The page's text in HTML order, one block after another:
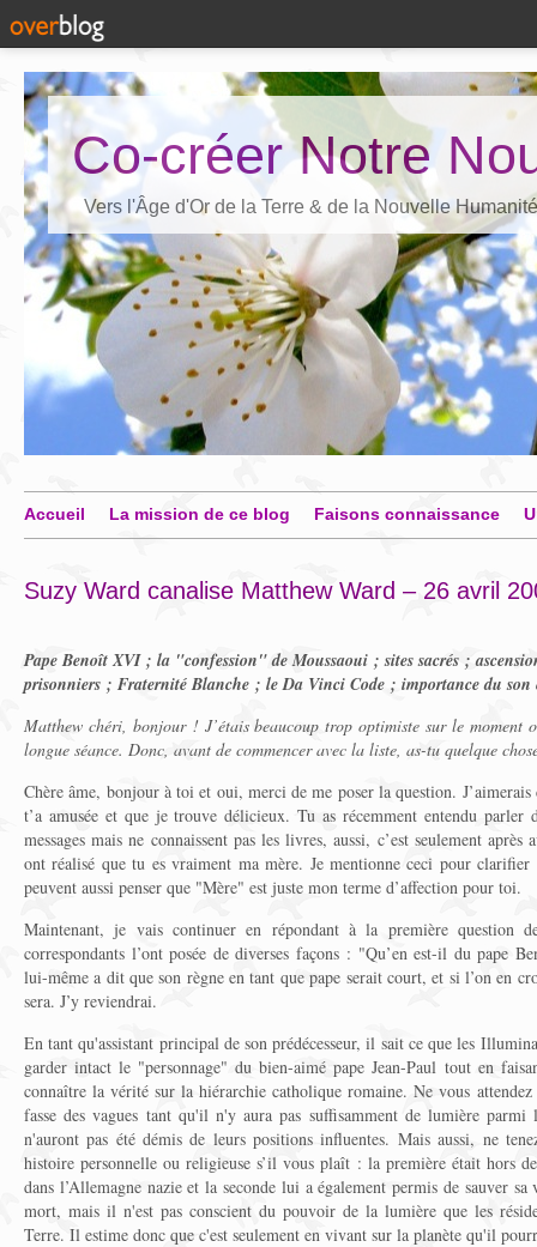
Co-créer Notre
Vers l'Âge d'Or de la Terre & de la Nouvelle Humanité
Accueil La mission de ce blog Faisons connaissance
Suzy Ward canalise Matthew Ward – 26 avril
Pape Benoît XVI ; la "confession" de Moussaoui ; sites sacrés ;
prisonniers ; Fraternité Blanche ; le Da Vinci Code ; importance du son
Matthew chéri, bonjour ! J’étais beaucoup trop optimiste sur le moment
longue séance. Donc, avant de commencer avec la liste, as-tu quelque
Chère âme, bonjour à toi et oui, merci de me poser la question.
t’a amusée et que je trouve délicieux. Tu as récemment entendu
messages mais ne connaissent pas les livres, aussi, c’est seulement
ont réalisé que tu es vraiment ma mère. Je mentionne ceci pour
peuvent aussi penser que "Mère" est juste mon terme d’affection pour toi.
Maintenant, je vais continuer en répondant à la première question
correspondants l’ont posée de diverses façons : "Qu’en est-il du pape
lui-même a dit que son règne en tant que pape serait court, et si l’on
sera. J’y reviendrai.
En tant qu'assistant principal de son prédécesseur, il sait ce que les
garder intact le "personnage" du bien-aimé pape Jean-Paul tout en
connaître la vérité sur la hiérarchie catholique romaine. Ne vous
fasse des vagues tant qu'il n'y aura pas suffisamment de lumière
n'auront pas été démis de leurs positions influentes. Mais aussi, ne
histoire personnelle ou religieuse s’il vous plaît : la première était hors
dans l’Allemagne nazie et la seconde lui a également permis de sauver
mort, mais il n'est pas conscient du pouvoir de la lumière que les
Terre. Il estime donc que c'est seulement en vivant sur la planète qu'il